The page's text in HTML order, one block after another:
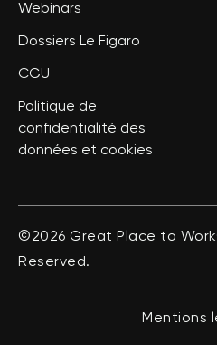
Webinars
Dossiers Le Figaro
CGU
Politique de
confidentialité des
données et cookies
©2026 Great Place to
Reserved.
Mentions